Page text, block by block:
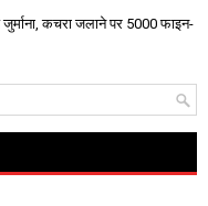
कचरा जलाने पर ₹5000 फाइन-